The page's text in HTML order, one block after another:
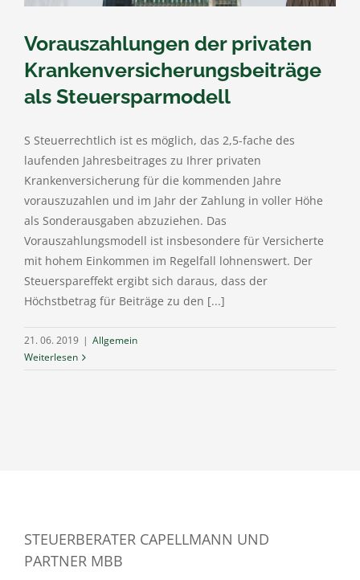
Vorauszahlungen der privaten
Krankenversicherungsbeiträge
als Steuersparmodell
S Steuerrechtlich ist es möglich, das 2,5-fache des
laufenden Jahresbeitrages zu Ihrer privaten
Krankenversicherung für die kommenden Jahre
vorauszuzahlen und im Jahr der Zahlung in voller Höhe
als Sonderausgaben abzuziehen. Das
Vorauszahlungsmodell ist insbesondere für Versicherte
mit hohem Einkommen im Regelfall lohnenswert. Der
Steuerspareffekt ergibt sich daraus, dass der
Höchstbetrag für Beiträge zu den [...]
21. 06. 2019 | Allgemein
Weiterlesen
STEUERBERATER CAPELLMANN UND
PARTNER MBB